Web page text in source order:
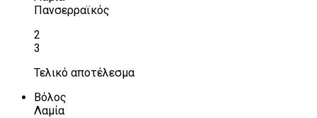
Πανσερραϊκός
2
3
Τελικό αποτέλεσμα
Βόλος
Λαμία